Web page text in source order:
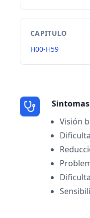
CAPITULO
H00-H59
Sintomas
Visión